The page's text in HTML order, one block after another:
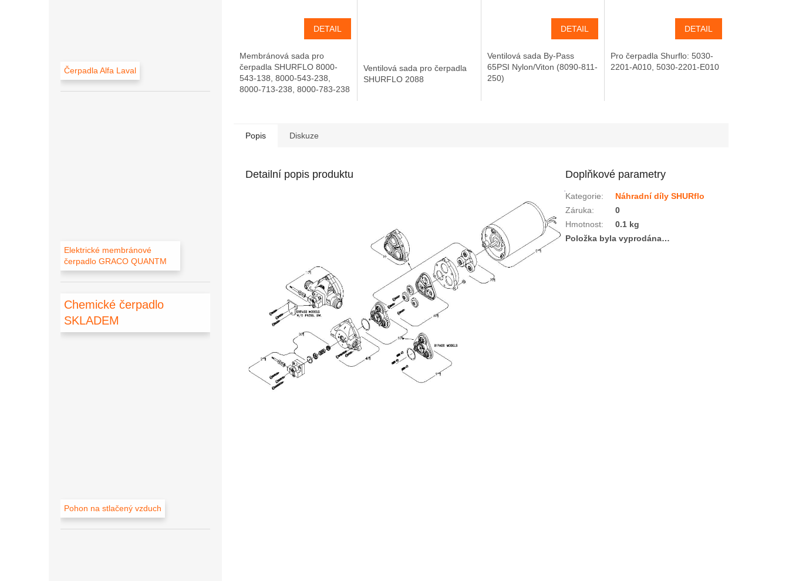
Čerpadla Alfa Laval
Elektrické membránové
čerpadlo GRACO QUANTM
Chemické čerpadlo
SKLADEM
Pohon na stlačený vzduch
DETAIL
Membránová sada pro
čerpadla SHURFLO 8000-
543-138, 8000-543-238,
8000-713-238, 8000-783-238
Ventilová sada pro čerpadla
SHURFLO 2088
DETAIL
Ventilová sada By-Pass
65PSI Nylon/Viton (8090-811-
250)
DETAIL
Pro čerpadla Shurflo: 5030-
2201-A010, 5030-2201-E010
Popis Diskuze
Detailní popis produktu Doplňkové parametry
Kategorie:
Náhradní díly SHURflo
Záruka:
0
Hmotnost:
0.1 kg
Položka byla vyprodána…